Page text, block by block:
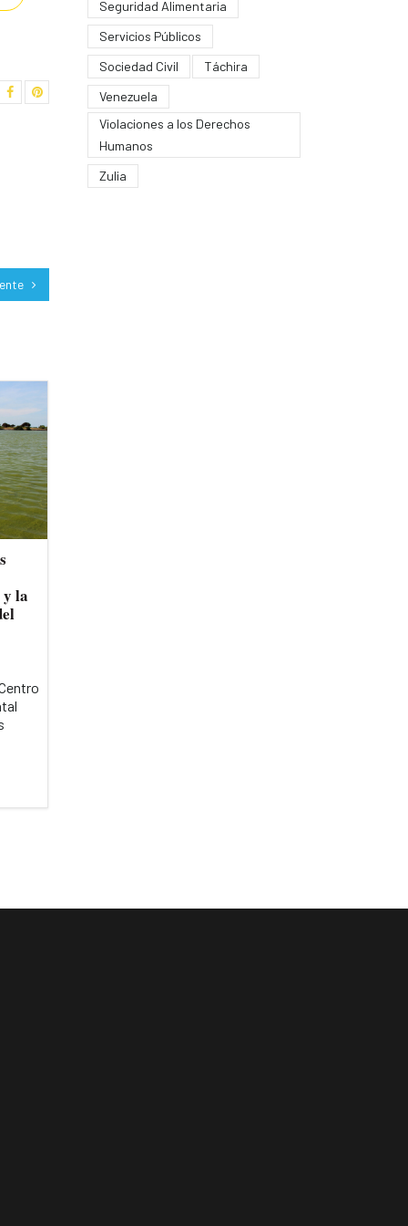
la
Seguridad Alimentaria
Servicios Públicos
Sociedad Civil
Táchira
Venezuela
Violaciones a los Derechos
Humanos
Zulia